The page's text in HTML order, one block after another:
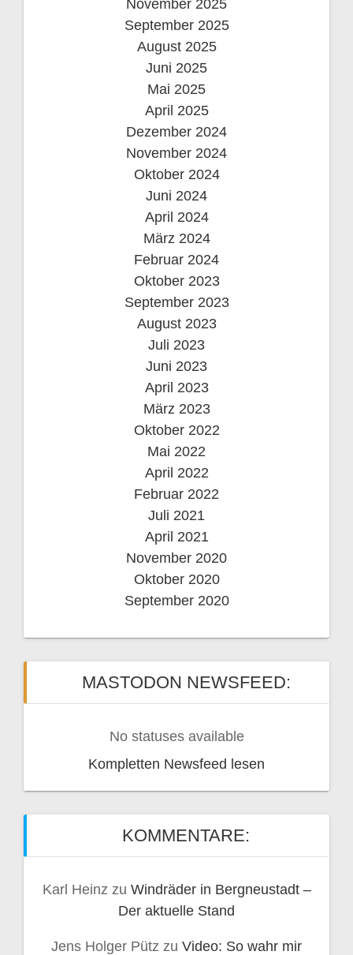
November 2025
September 2025
August 2025
Juni 2025
Mai 2025
April 2025
Dezember 2024
November 2024
Oktober 2024
Juni 2024
April 2024
März 2024
Februar 2024
Oktober 2023
September 2023
August 2023
Juli 2023
Juni 2023
April 2023
März 2023
Oktober 2022
Mai 2022
April 2022
Februar 2022
Juli 2021
April 2021
November 2020
Oktober 2020
September 2020
MASTODON NEWSFEED:
No statuses available
Kompletten Newsfeed lesen
KOMMENTARE:
Karl Heinz zu Windräder in Bergneustadt –
Der aktuelle Stand
Jens Holger Pütz zu Video: So wahr mir